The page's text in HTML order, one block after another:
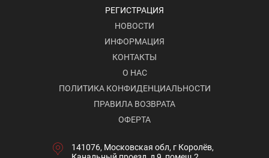
РЕГИСТРАЦИЯ
НОВОСТИ
ИНФОРМАЦИЯ
КОНТАКТЫ
О НАС
ПОЛИТИКА КОНФИДЕНЦИАЛЬНОСТИ
ПРАВИЛА ВОЗВРАТА
ОФЕРТА
141076, Московская обл, г Королёв,